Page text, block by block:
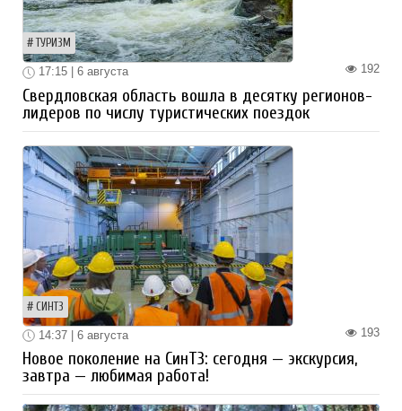
ТУРИЗМ
192
17:15 | 6 августа
Свердловская область вошла в десятку регионов-
лидеров по числу туристических поездок
СИНТЗ
193
14:37 | 6 августа
Новое поколение на СинТЗ: сегодня — экскурсия,
завтра — любимая работа!